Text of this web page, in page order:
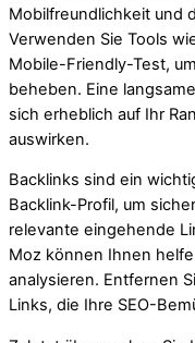
Mobilfreundlichkeit und
Verwenden Sie Tools
Mobile-Friendly-Test,
beheben. Eine
sich erheblich auf Ihr
auswirken.
Backlinks sind ein
Backlink-Profil, um
relevante eingehende
Moz können Ihnen
analysieren. Entfernen
Links, die Ihre SEO-